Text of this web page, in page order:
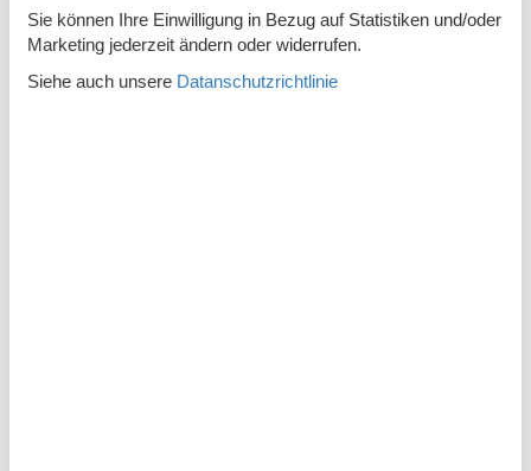
TV
Waschmaschine
Sie können Ihre Einwilligung in Bezug auf Statistiken und/oder
Marketing jederzeit ändern oder widerrufen.
Siehe auch unsere Datanschutzrichtlinie